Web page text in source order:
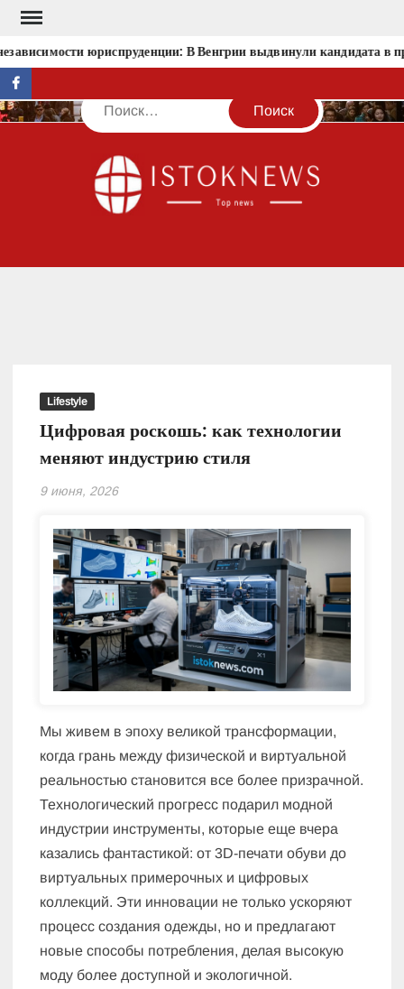
Перейти
содержимомуюриспруденции: В Венгрии выдвинули кандидата в
facebook
Поиск
Lifestyle
Цифровая роскошь: как технологии
меняют индустрию стиля
9 июня, 2026
Мы живем в эпоху великой трансформации,
когда грань между физической и виртуальной
реальностью становится все более призрачной.
Технологический прогресс подарил модной
индустрии инструменты, которые еще вчера
казались фантастикой: от 3D-печати обуви до
виртуальных примерочных и цифровых
коллекций. Эти инновации не только ускоряют
процесс создания одежды, но и предлагают
новые способы потребления, делая высокую
моду более доступной и экологичной.